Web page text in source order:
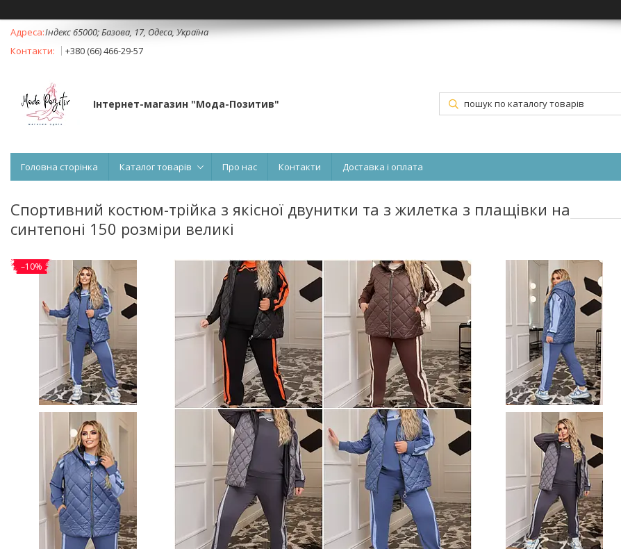
Індекс 65000; Базова, 17, Одеса, Україна
+380 (66) 466-29-57
Інтернет-магазин "Мода-Позитив"
Головна сторінка Каталог товарів Про нас Контакти Доставка і оплата
Спортивний костюм-трійка з якісної двунитки та з жилетка з плащівки на
синтепоні 150 розміри великі
–10%